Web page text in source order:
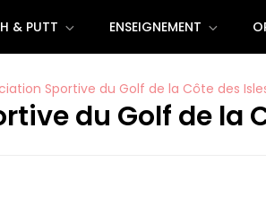
& PUTT ENSEIGNEMENT
du Golf de la